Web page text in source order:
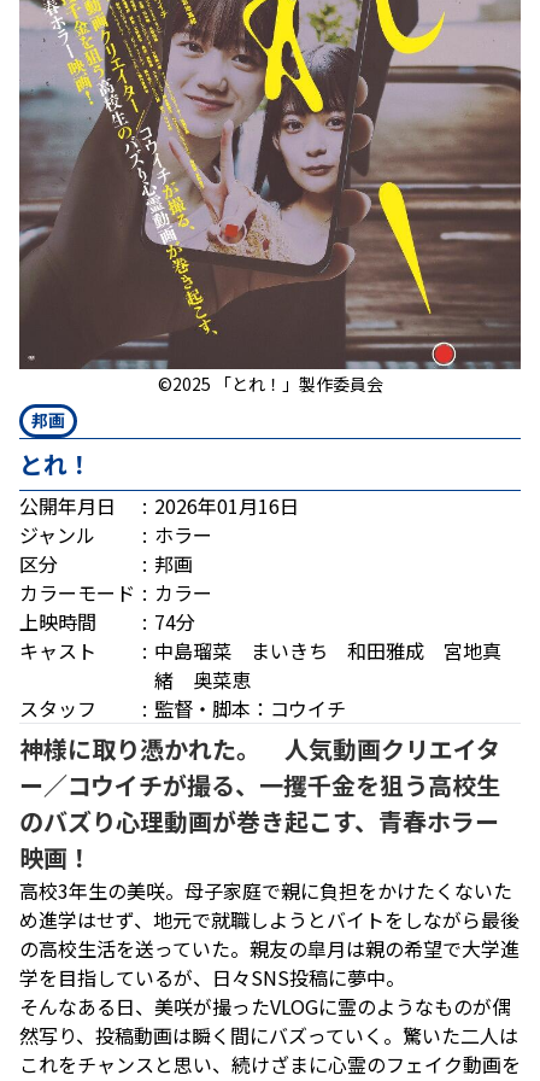
とれ！
公開年月日
2026年01月16日
ジャンル
ホラー
区分
邦画
カラーモード
カラー
上映時間
74分
キャスト
中島瑠菜 まいきち 和田雅成 宮地真
緒 奥菜恵
スタッフ
監督・脚本：コウイチ
神様に取り憑かれた。 人気動画クリエイタ
ー／コウイチが撮る、一攫千金を狙う高校生
のバズり心理動画が巻き起こす、青春ホラー
映画！
高校3年生の美咲。母子家庭で親に負担をかけたくないた
め進学はせず、地元で就職しようとバイトをしながら最後
の高校生活を送っていた。親友の皐月は親の希望で大学進
学を目指しているが、日々SNS投稿に夢中。
そんなある日、美咲が撮ったVLOGに霊のようなものが偶
然写り、投稿動画は瞬く間にバズっていく。驚いた二人は
これをチャンスと思い、続けざまに心霊のフェイク動画を
©2025 「とれ！」製作委員会
邦画